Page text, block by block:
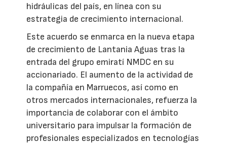
hidráulicas del país, en línea con su
estrategia de crecimiento internacional.
Este acuerdo se enmarca en la nueva etapa
de crecimiento de Lantania Aguas tras la
entrada del grupo emiratí NMDC en su
accionariado. El aumento de la actividad de
la compañía en Marruecos, así como en
otros mercados internacionales, refuerza la
importancia de colaborar con el ámbito
universitario para impulsar la formación de
profesionales especializados en tecnologías